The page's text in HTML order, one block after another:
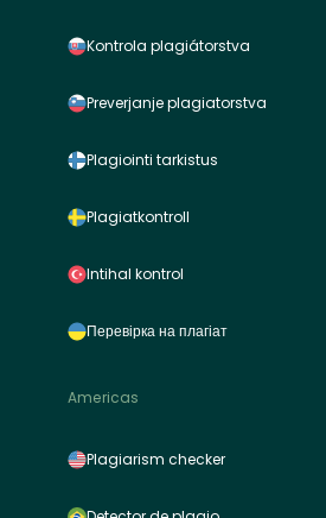
Kontrola plagiátorstva
Preverjanje plagiatorstva
Plagiointi tarkistus
Plagiatkontroll
Intihal kontrol
Перевірка на плагіат
Americas
Plagiarism checker